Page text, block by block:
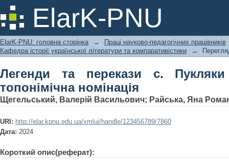
ElarK-PNU
Легенди та перекази с. Пукляки
ElarK-PNU: головна сторінка →
Праці науково-педагогічних працівників
Кафедра історії української літератури та компаративістики
→
Легенди та перекази с.
топонімічна номінація
Щегельський, Валерій Васильович; Райська, Яна
URI: http://elar.kpnu.edu.ua/xmlui/handle/123456789/7860
Дата: 2024
Короткий опис(реферат):